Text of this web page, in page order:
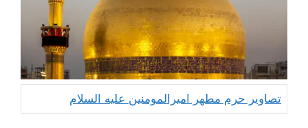
تصاویر حرم مطهر امیرالمومنین علیه السلام